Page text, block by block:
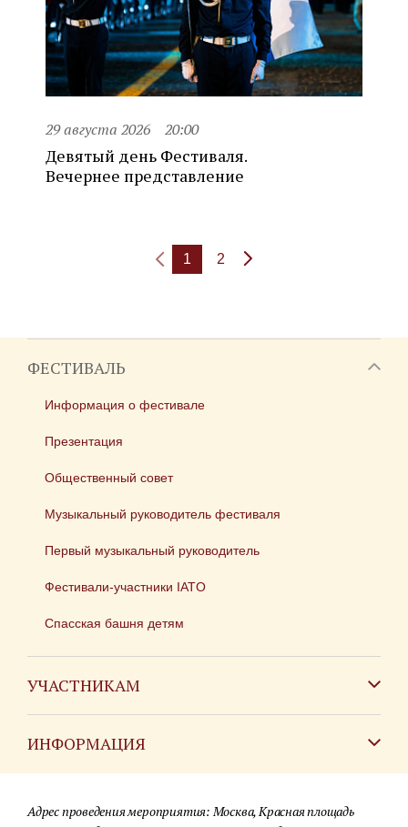
29 августа 2026 20:00
Девятый день Фестиваля.
Вечернее представление
1 2
ФЕСТИВАЛЬ
Информация о фестивале
Презентация
Общественный совет
Музыкальный руководитель фестиваля
Первый музыкальный руководитель
Фестивали-участники IATO
Спасская башня детям
УЧАСТНИКАМ
ИНФОРМАЦИЯ
Для СМИ
Адрес проведения мероприятия: Москва, Красная площадь